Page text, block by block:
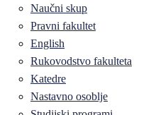
Naučni skup
Pravni fakultet
English
Rukovodstvo fakulteta
Katedre
Nastavno osoblje